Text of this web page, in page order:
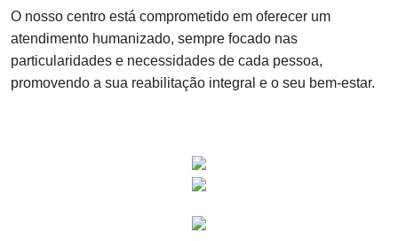
O nosso centro está comprometido em oferecer um
atendimento humanizado, sempre focado nas
particularidades e necessidades de cada pessoa,
promovendo a sua reabilitação integral e o seu bem-estar.